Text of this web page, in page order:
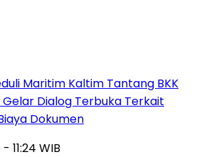
Maritim Kaltim Tantang BKK
Gelar Dialog Terbuka Terkait
Dokumen
11:24 WIB